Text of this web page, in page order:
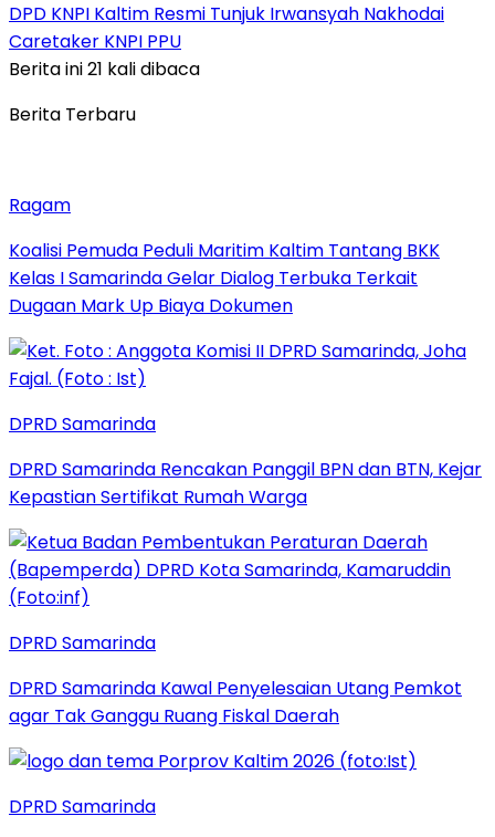
DPD KNPI Kaltim Resmi Tunjuk Irwansyah Nakhodai
Caretaker KNPI PPU
Berita ini 21 kali dibaca
Berita Terbaru
Ragam
Koalisi Pemuda Peduli Maritim Kaltim Tantang BKK
Kelas I Samarinda Gelar Dialog Terbuka Terkait
Dugaan Mark Up Biaya Dokumen
DPRD Samarinda
DPRD Samarinda Rencakan Panggil BPN dan BTN, Kejar
Kepastian Sertifikat Rumah Warga
DPRD Samarinda
DPRD Samarinda Kawal Penyelesaian Utang Pemkot
agar Tak Ganggu Ruang Fiskal Daerah
DPRD Samarinda